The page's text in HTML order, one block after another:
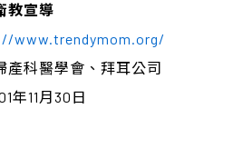
教宣導
www.trendymom.org/
產科醫學會、拜耳公司
年11月30日